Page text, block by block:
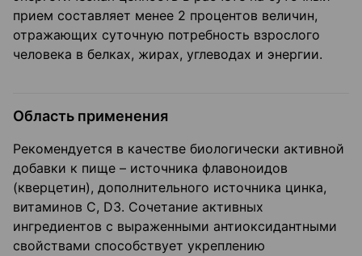
прием составляет менее 2 процентов величин,
отражающих суточную потребность взрослого
человека в белках, жирах, углеводах и энергии.
Область применения
Рекомендуется в качестве биологически активной
добавки к пище – источника флавоноидов
(кверцетин), дополнительного источника цинка,
витаминов С, D3. Сочетание активных
ингредиентов с выраженными антиоксидантными
свойствами способствует укреплению